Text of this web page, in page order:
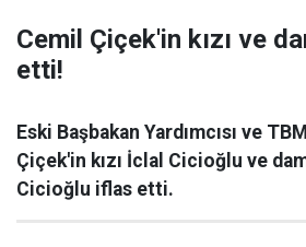
Cemil Çiçek'in kızı ve
etti!
Eski Başbakan Yardımcısı ve
Çiçek'in kızı İclal Cicioğlu ve
Cicioğlu iflas etti.